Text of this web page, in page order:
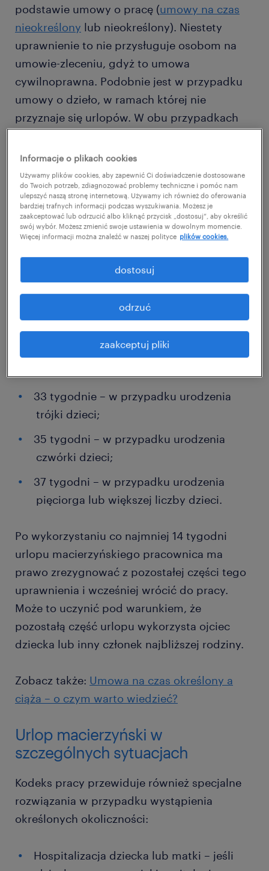
podstawie umowy o pracę (umowy na czas
nieokreślony lub nieokreślony). Niestety
uprawnienie to nie przysługuje osobom na
umowie-zleceniu, gdyż to umowa
cywilnoprawna. Podobnie jest w przypadku
umowy o dzieło, w ramach której nie
przyznaje się urlopów. W obu przypadkach
macierzyński, który jest wypłacany przez
ZUS.
Wymiar urlopu macierzyńskiego
Długość urlopu macierzyńskiego uzależniona
jest od liczby dzieci urodzonych podczas
20 tygodni – w przypadku urodzenia
jednego dziecka;
31 tygodni – w przypadku urodzenia
33 tygodnie – w przypadku urodzenia
trójki dzieci;
35 tygodni – w przypadku urodzenia
czwórki dzieci;
37 tygodni – w przypadku urodzenia
pięciorga lub większej liczby dzieci.
Po wykorzystaniu co najmniej 14 tygodni
urlopu macierzyńskiego pracownica ma
prawo zrezygnować z pozostałej części tego
uprawnienia i wcześniej wrócić do pracy.
Może to uczynić pod warunkiem, że
pozostałą część urlopu wykorzysta ojciec
dziecka lub inny członek najbliższej rodziny.
Zobacz także: Umowa na czas określony a
ciąża – o czym warto wiedzieć?
Urlop macierzyński w
szczególnych sytuacjach
Kodeks pracy przewiduje również specjalne
rozwiązania w przypadku wystąpienia
określonych okoliczności:
Hospitalizacja dziecka lub matki – jeśli
Informacje o plikach cookies
Używamy plików cookies, aby zapewnić Ci doświadczenie dostosowane
do Twoich potrzeb, zdiagnozować problemy techniczne i pomóc nam
ulepszyć naszą stronę internetową. Używamy ich również do oferowania
bardziej trafnych informacji podczas wyszukiwania. Możesz je
zaakceptować lub odrzucić albo kliknąć przycisk „dostosuj”, aby określić
swój wybór. Możesz zmienić swoje ustawienia w dowolnym momencie.
Więcej informacji można znaleźć w naszej polityce plików cookies.
zaakceptuj pliki
odrzuć
dostosuj